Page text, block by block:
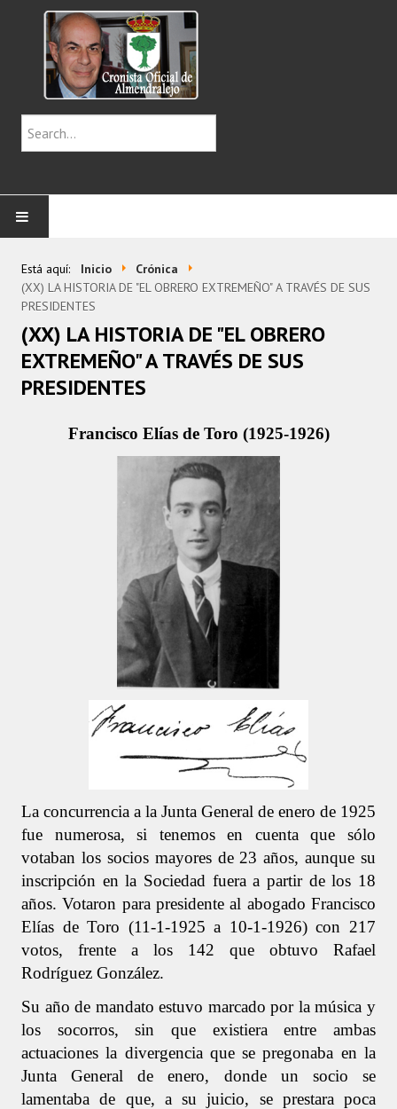
CENTENARIOS
CRÓNICAS
IMÁGENES
TEXTOS
Está aquí: Inicio
Crónica
(XX) LA HISTORIA DE "EL OBRERO EXTREMEÑO" A TRAVÉS DE SUS
PRESIDENTES
(XX) LA HISTORIA DE "EL OBRERO
EXTREMEÑO" A TRAVÉS DE SUS
PRESIDENTES
Francisco Elías de Toro (1925-1926)
La concurrencia a la Junta General de enero de 1925
fue numerosa, si tenemos en cuenta que sólo
votaban los socios mayores de 23 años, aunque su
inscripción en la Sociedad fuera a partir de los 18
años. Votaron para presidente al abogado Francisco
Elías de Toro (11-1-1925 a 10-1-1926) con 217
votos, frente a los 142 que obtuvo Rafael
Rodríguez González.
Su año de mandato estuvo marcado por la música y
los socorros, sin que existiera entre ambas
actuaciones la divergencia que se pregonaba en la
Junta General de enero, donde un socio se
lamentaba de que, a su juicio, se prestara poca